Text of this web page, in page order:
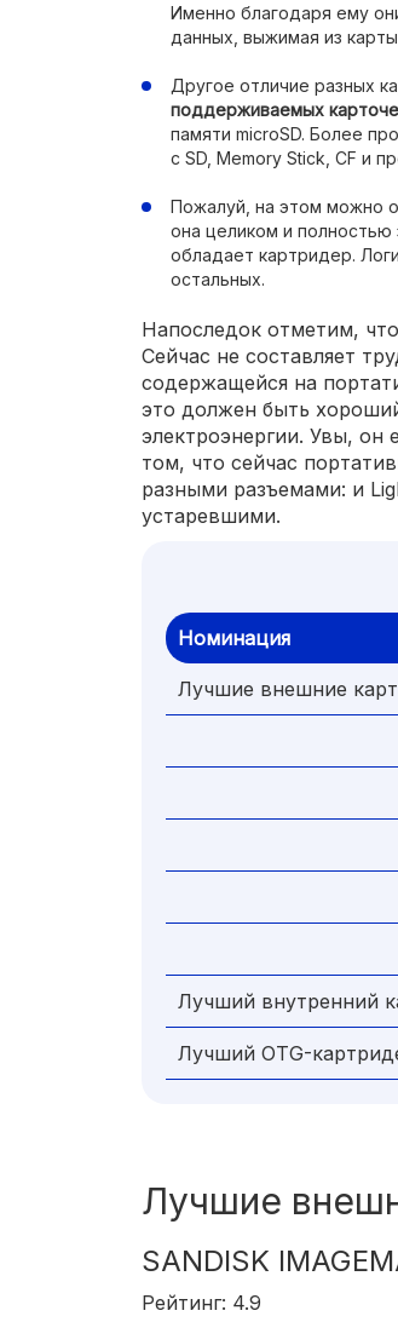
Именно благодаря ему
данных, выжимая из
Другое отличие разных
поддерживаемых
памяти microSD. Более
с SD, Memory Stick, CF и
Пожалуй, на этом можно
она целиком и полностью
обладает картридер.
остальных.
Напоследок отметим,
Сейчас не составляет
содержащейся на
это должен быть
электроэнергии. Увы, он
том, что сейчас
разными разъемами: и
устаревшими.
Номинация
Лучшие внешние
Лучший внутренний
Лучший OTG-
Лучшие
SANDISK
Рейтинг: 4.9